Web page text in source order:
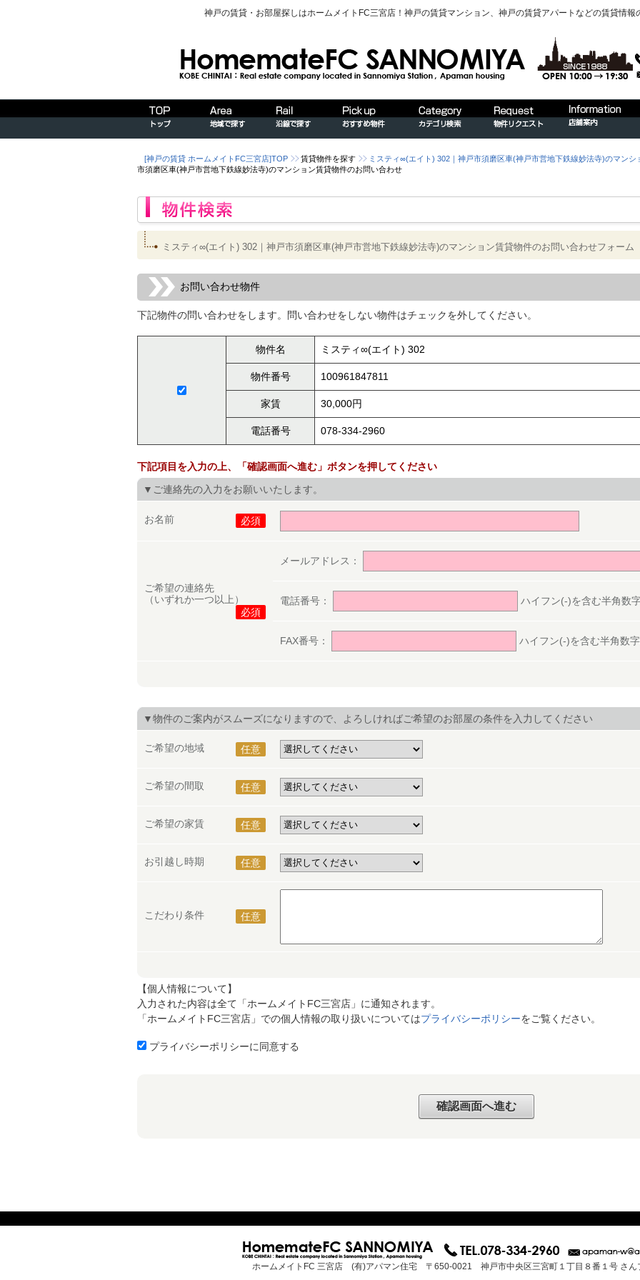
神戸の賃貸・お部屋探しはホームメイトFC三宮店！神戸の賃貸マンション、神戸の賃貸アパートなどの賃貸情報
[神戸の賃貸 ホームメイトFC三宮店]TOP 賃貸物件を探す ミスティ∞(エイト) 302｜神戸市須磨区車(神戸市営地下鉄線妙法寺)のマンシ
市須磨区車(神戸市営地下鉄線妙法寺)のマンション賃貸物件のお問い合わせ
ミスティ∞(エイト) 302｜神戸市須磨区車(神戸市営地下鉄線妙法寺)のマンション賃貸物件のお問い合わせフォーム
お問い合わせ物件
下記物件の問い合わせをします。問い合わせをしない物件はチェックを外してください。
物件名 ミスティ∞(エイト) 302
物件番号 100961847811
家賃 30,000円
電話番号 078-334-2960
下記項目を入力の上、「確認画面へ進む」ボタンを押してください
▼ご連絡先の入力をお願いいたします。
お名前 必須
ご希望の連絡先
（いずれか一つ以上）
必須
メールアドレス：
電話番号： ハイフン(-)を含む半角数
FAX番号： ハイフン(-)を含む半角数
▼物件のご案内がスムーズになりますので、よろしければご希望のお部屋の条件を入力してください
ご希望の地域 任意
ご希望の間取 任意
ご希望の家賃 任意
お引越し時期 任意
こだわり条件 任意
【個人情報について】
入力された内容は全て「ホームメイトFC三宮店」に通知されます。
「ホームメイトFC三宮店」での個人情報の取り扱いについてはプライバシーポリシーをご覧ください。
プライバシーポリシーに同意する
ホームメイトFC 三宮店 (有)アパマン住宅 〒650-0021 神戸市中央区三宮町１丁目８番１号 さん